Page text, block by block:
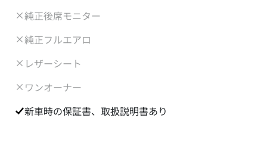
純正後席モニター
純正フルエアロ
レザーシート
ワンオーナー
新車時の保証書、取扱説明書あり